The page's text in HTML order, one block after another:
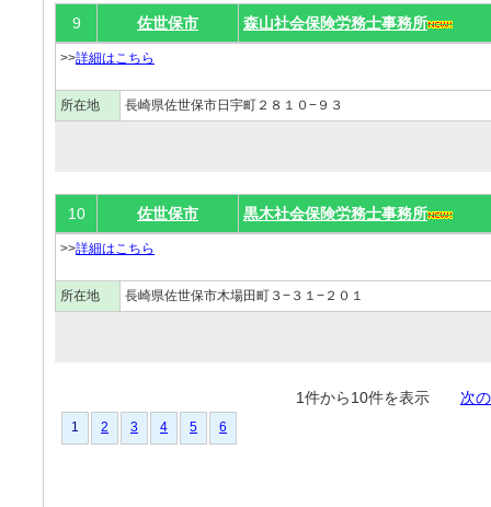
9 佐世保市 森山社会保険労務士事務所
>>詳細はこちら
所在地 長崎県佐世保市日宇町２８１０−９３
10 佐世保市 黒木社会保険労務士事務所
>>詳細はこちら
所在地 長崎県佐世保市木場田町３−３１−２０１
1件から10件を表示 次
1 2 3 4 5 6